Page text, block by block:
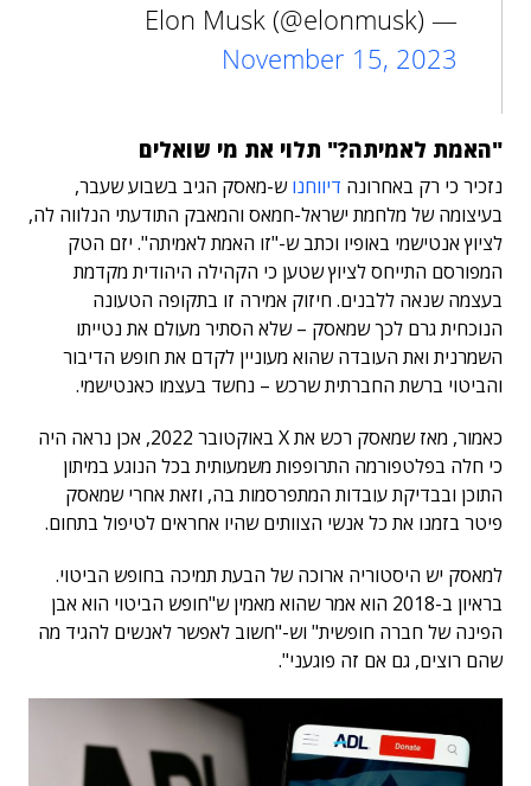
— Elon Musk (@elonmusk)
November 15, 2023
"האמת לאמיתה?" תלוי את מי שואלים
נזכיר כי רק באחרונה דיווחנוש-מאסק הגיב בשבוע שעבר,
בעיצומה של מלחמת ישראל-חמאס והמאבק התודעתי הנלווה לה,
לציוץ אנטישמי באופיו וכתב ש-"זו האמת לאמיתה". יזם הטק
המפורסם התייחס לציוץ שטען כי הקהילה היהודית מקדמת
בעצמה שנאה ללבנים. חיזוק אמירה זו בתקופה הטעונה
הנוכחית גרם לכך שמאסק – שלא הסתיר מעולם את נטייתו
השמרנית ואת העובדה שהוא מעוניין לקדם את חופש הדיבור
והביטוי ברשת החברתית שרכש – נחשד בעצמו כאנטישמי.
כאמור, מאז שמאסק רכש את X באוקטובר 2022, אכן נראה היה
כי חלה בפלטפורמה התרופפות משמעותית בכל הנוגע במיתון
התוכן ובבדיקת עובדות המתפרסמות בה, וזאת אחרי שמאסק
פיטר בזמנו את כל אנשי הצוותים שהיו אחראים לטיפול בתחום.
למאסק יש היסטוריה ארוכה של הבעת תמיכה בחופש הביטוי.
בראיון ב-2018 הוא אמר שהוא מאמין ש"חופש הביטוי הוא אבן
הפינה של חברה חופשית" וש-"חשוב לאפשר לאנשים להגיד מה
שהם רוצים, גם אם זה פוגעני".